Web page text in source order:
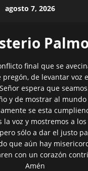
agosto 7, 2026
final que se
de levantar voz
espera que
y de mostrar al
se esta
la voz y mostremos a
sólo a dar el justo
que aún hay
con un corazón
Amén